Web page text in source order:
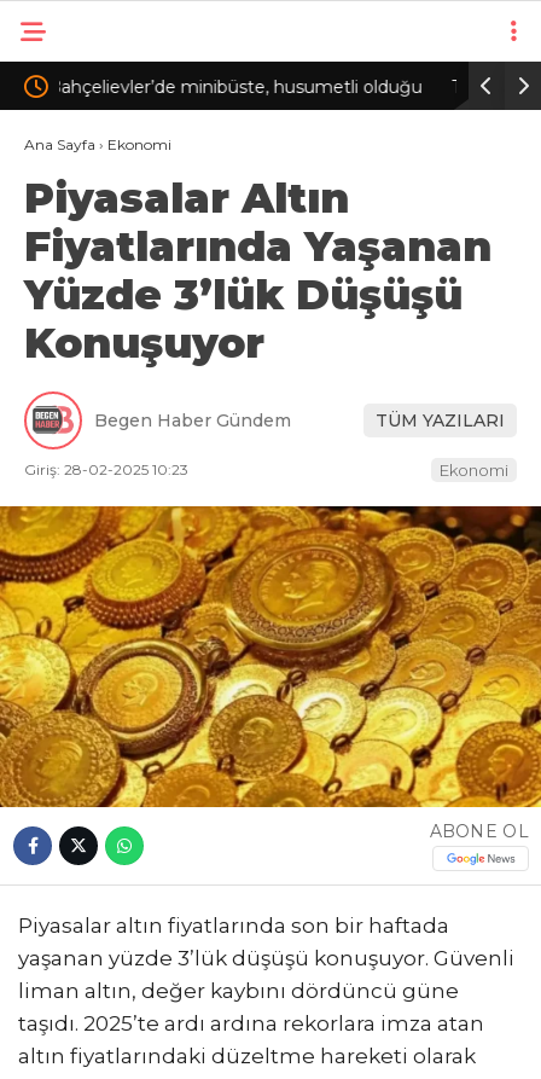
olduğu Trabzonspor’da Salah etkisi; kombinede tarihi
rekor
Ana Sayfa › Ekonomi
Piyasalar Altın
Fiyatlarında Yaşanan
Yüzde 3’lük Düşüşü
Konuşuyor
Begen Haber Gündem TÜM YAZILARI
Giriş: 28-02-2025 10:23 Ekonomi
ABONE OL
Piyasalar altın fiyatlarında son bir haftada
yaşanan yüzde 3’lük düşüşü konuşuyor. Güvenli
liman altın, değer kaybını dördüncü güne
taşıdı. 2025’te ardı ardına rekorlara imza atan
altın fiyatlarındaki düzeltme hareketi olarak